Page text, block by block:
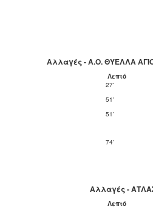
Αλλαγές - Α.Ο. ΘΥΕΛΛΑ
Λεπτό
27'
51'
51'
74'
Αλλαγές -
Λεπτό